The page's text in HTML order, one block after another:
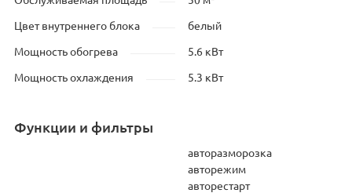
Цвет внутреннего блока белый
Мощность обогрева 5.6 кВт
Мощность охлаждения 5.3 кВт
Функции и фильтры
авторазморозка
авторежим
авторестарт